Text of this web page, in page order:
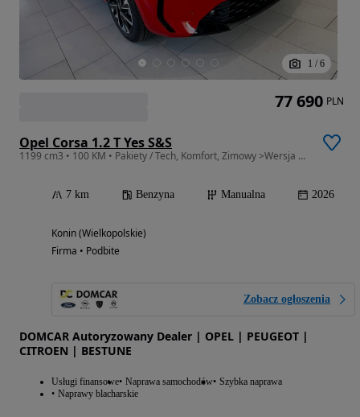
1 / 6
Opel Corsa 1.2 T Yes S&S
1199 cm3 • 100 KM • Pakiety / Tech, Komfort, Zimowy >Wersja YES< 8 lat Gwarancji /160000km
7 km Benzyna Manualna 2026
Konin (Wielkopolskie)
Firma • Podbite
Zobacz ogłoszenia
DOMCAR Autoryzowany Dealer | OPEL | PEUGEOT |
CITROEN | BESTUNE
Usługi finansowe Naprawa samochodów Szybka naprawa
Naprawy blacharskie
77 690 PLN